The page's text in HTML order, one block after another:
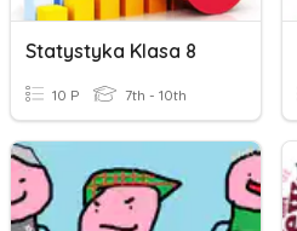
Statystyka Klasa 8
10 P 7th - 10th